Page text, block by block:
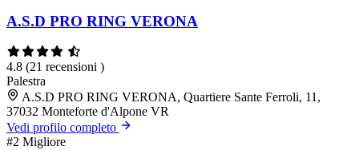
A.S.D PRO RING VERONA
4.8 (21 recensioni )
Palestra
A.S.D PRO RING VERONA, Quartiere Sante Ferroli, 11,
37032 Monteforte d'Alpone VR
Vedi profilo completo
#2 Migliore